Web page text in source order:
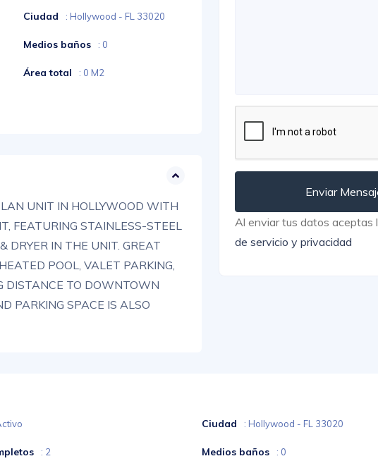
Ciudad : Hollywood - FL 33020
Medios baños : 0
Área total : 0 M2
UNIT IN HOLLYWOOD WITH
FEATURING STAINLESS-STEEL
DRYER IN THE UNIT. GREAT
POOL, VALET PARKING,
DISTANCE TO DOWNTOWN
PARKING SPACE IS ALSO
Enviar
Al enviar tus datos aceptas
de servicio y privacidad
Ciudad : Hollywood - FL 33020
: 2 Medios baños : 0